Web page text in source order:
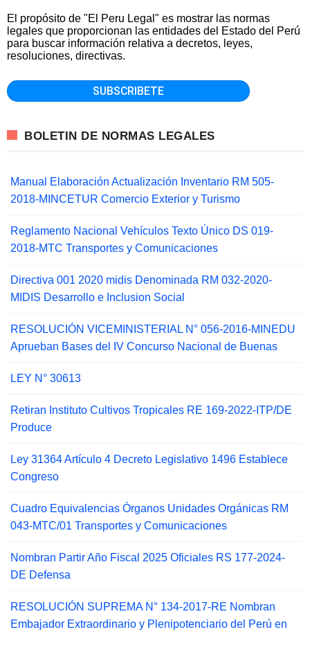
El propósito de "El Peru Legal" es mostrar las normas
legales que proporcionan las entidades del Estado del Perú
para buscar información relativa a decretos, leyes,
resoluciones, directivas.
BOLETIN DE NORMAS LEGALES
Manual Elaboración Actualización Inventario RM 505-
2018-MINCETUR Comercio Exterior y Turismo
Reglamento Nacional Vehículos Texto Único DS 019-
2018-MTC Transportes y Comunicaciones
Directiva 001 2020 midis Denominada RM 032-2020-
MIDIS Desarrollo e Inclusion Social
RESOLUCIÓN VICEMINISTERIAL N° 056-2016-MINEDU
Aprueban Bases del IV Concurso Nacional de Buenas
LEY N° 30613
Retiran Instituto Cultivos Tropicales RE 169-2022-ITP/DE
Produce
Ley 31364 Artículo 4 Decreto Legislativo 1496 Establece
Congreso
Cuadro Equivalencias Órganos Unidades Orgánicas RM
043-MTC/01 Transportes y Comunicaciones
Nombran Partir Año Fiscal 2025 Oficiales RS 177-2024-
DE Defensa
RESOLUCIÓN SUPREMA N° 134-2017-RE Nombran
Embajador Extraordinario y Plenipotenciario del Perú en